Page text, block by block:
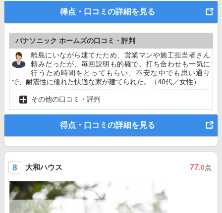
得点・口コミの詳細を見る
パナソニック ホームズの口コミ・評判
離島にいながら建てたため、営業マンや施工担当者さん
頼みだったが、毎回説明も的確で、打ち合わせも一気に
行うため時間をとってもらい、不安な中でも思い通り
で、耐震性に優れた快適な家が建てられた。（40代／女性）
その他の口コミ・評判
得点・口コミの詳細を見る
大和ハウス 77.0点